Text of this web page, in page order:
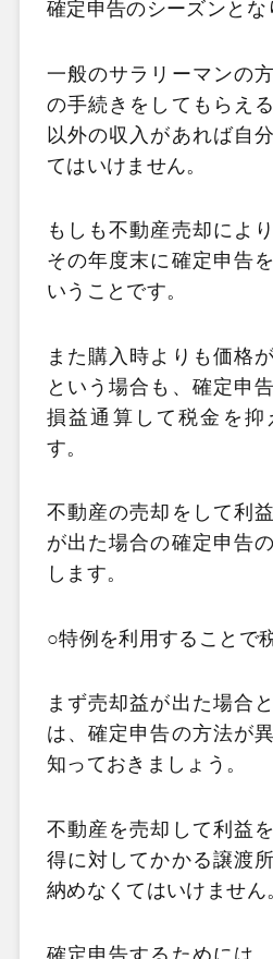
確定申告のシーズンとな
一般のサラリーマンの
の手続きをしてもらえ
以外の収入があれば自
てはいけません。
もしも不動産売却によ
その年度末に確定申告
いうことです。
また購入時よりも価格
という場合も、確定申
損益通算して税金を抑
す。
不動産の売却をして利
が出た場合の確定申告
します。
○特例を利用することで
まず売却益が出た場合
は、確定申告の方法が
知っておきましょう。
不動産を売却して利益
得に対してかかる譲渡
納めなくてはいけません
確定申告するためには